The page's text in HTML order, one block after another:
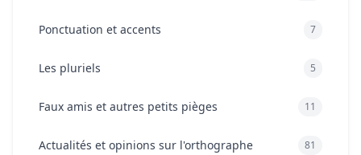
Ponctuation et accents 7
Les pluriels 5
Faux amis et autres petits pièges 11
Actualités et opinions sur l'orthographe 81